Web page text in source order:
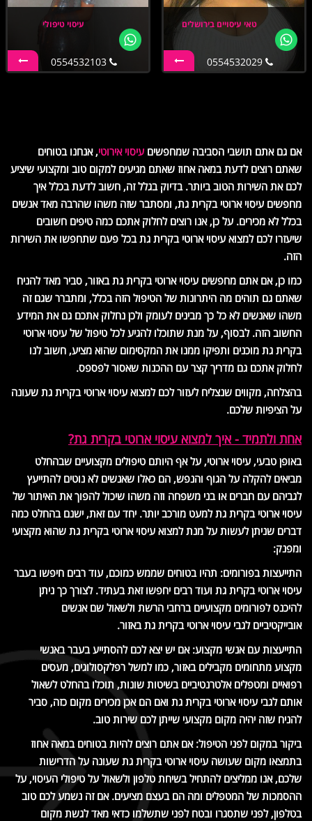
טאי עיסויים בירושלים
0554532029
עיסוי טיפולי
0554532103
אם גם אתם תושבי הסביבה שמחפשים עיסוי אירוטי, אנחנו בטוחים
שאתם רוצים לדעת במאה אחוז שאתם מגיעים למקום טוב ומקצועי שיציע
לכם את השירות הטוב ביותר. בדיוק בגלל זה, חשוב לדעת בכלל איך
מחפשים עיסוי ארוטי בקרית גת, ומסתבר שזה משהו שהרבה מאד אנשים
בכלל לא מכירים. על כן, אנו רוצים לחלוק אתכם כמה טיפים חשובים
שיעזרו לכם למצוא עיסוי ארוטי בקרית גת בכל פעם שתחפשו את השירות
הזה.
כמו כן, אם אתם מחפשים עיסוי ארוטי בקרית גת באזור, סביר מאד להניח
שאתם גם תוהים מה היתרונות של הטיפול הזה בכלל, ומתברר שגם זה
משהו שאנשים לא כל כך מבינים לעומק ולכן נחלוק אתכם גם את המידע
החשוב הזה. לבסוף, על מנת שתוכלו להגיע לכל טיפול של עיסוי ארוטי
בקרית גת מוכנים ותפיקו ממנו את המקסימום שהוא מציע, חשוב לנו
לחלוק אתכם גם מדריך קצר עם ההכנות שאסור לפספס.
בהצלחה, מקווים שנצליח לעזור לכם למצוא עיסוי ארוטי בקרית גת שעונה
על הציפיות שלכם.
אחת ולתמיד - איך למצוא עיסוי ארוטי בקרית גת?
באופן טבעי, עיסוי ארוטי, על אף היותם טיפולים מקצועיים שבהחלט
מביאים להקלה על הגוף והנפש, הם כאלו שאנשים לא נוטים להתייעץ
לגביהם עם חברים או בני משפחה וזה משהו שיכול להפוך את האיתור של
עיסוי ארוטי בקרית גת למעט מורכב יותר. יחד עם זאת, ישנם בהחלט כמה
דברים שניתן לעשות על מנת למצוא עיסוי ארוטי בקרית גת שהוא מקצועי
ומפנק:
התייעצות בפורומים: תהיו בטוחים שממש כמוכם, עוד רבים חיפשו בעבר
עיסוי ארוטי בקרית גת ועוד רבים יחפשו זאת בעתיד. לצורך כך ניתן
להיכנס לפורומים מקצועיים ברחבי הרשת ולשאול שם אנשים
אובייקטיביים לגבי עיסוי ארוטי בקרית גת באזור.
התייעצות עם אנשי מקצוע: אם יש יצא לכם להסתייע בעבר באנשי
מקצוע מתחומים מקבילים באזור, כמו למשל רפלקסולוגים, מעסים
רפואיים ומטפלים אלטרנטיביים בשיטות שונות, תוכלו בהחלט לשאול
אותם לגבי עיסוי ארוטי בקרית גת ואם הם אכן מכירים מקום כזה, סביר
להניח שזה יהיה מקום מקצועי שייתן לכם שירות טוב.
ביקור במקום לפני הטיפול: אם אתם רוצים להיות בטוחים במאה אחוז
בתמצאו מקום שעושה עיסוי ארוטי בקרית גת שעונה על הדרישות
שלכם, אנו ממליצים להתחיל בשיחת טלפון ולשאול על טיפולי העיסוי, על
ההסמכות של המטפלים ומה הם בעצם מציעים. אם זה נשמע לכם טוב
בטלפון, לפני שתסגרו ובטח לפני שתשלמו כדאי מאד לגשת מקום